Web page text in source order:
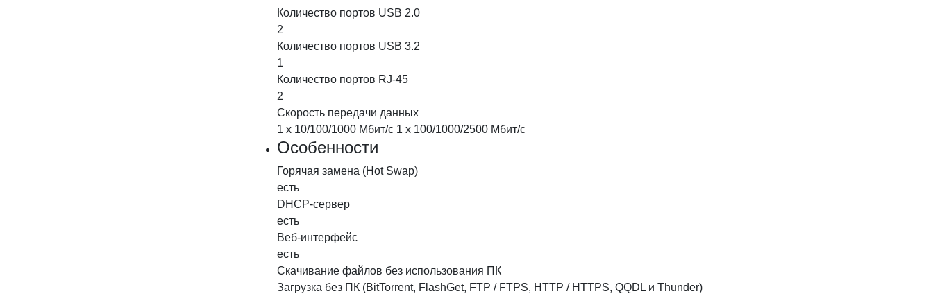
Количество портов USB 2.0
2
Количество портов USB 3.2
1
Количество портов RJ-45
2
Скорость передачи данных
1 х 10/100/1000 Мбит/с 1 х 100/1000/2500 Мбит/с
Особенности
Горячая замена (Hot Swap)
есть
DHCP-сервер
есть
Веб-интерфейс
есть
Скачивание файлов без использования ПК
Загрузка без ПК (BitTorrent, FlashGet, FTP / FTPS, HTTP / HTTPS, QQDL и Thunder)